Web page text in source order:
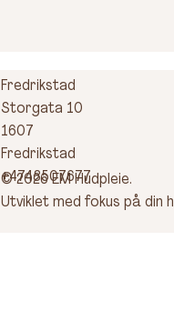
Fredrikstad
Storgata 10
1607
Fredrikstad
+4748507677
© 2026 EM Hudpleie.
Utviklet med fokus på din